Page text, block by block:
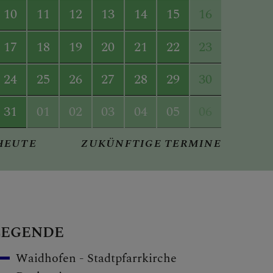
10
11 12 13 14 15
16
17
18 19 20 21 22
23
24
25 26 27 28 29
30
31
01 02 03 04 05
ZUKÜNFTIGE TERMINE
Waidhofen - Stadtpfarrkirche